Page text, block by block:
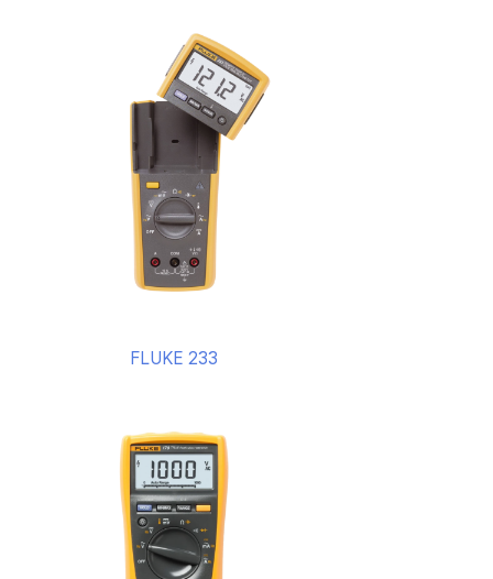
FLUKE 233